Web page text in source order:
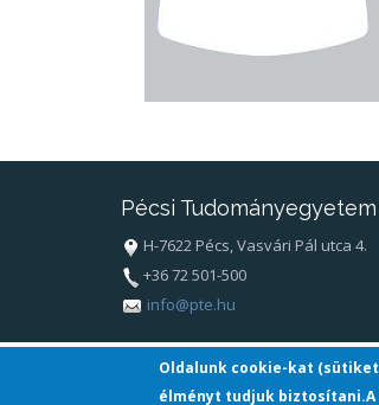
Pécsi Tudományegyetem
H-7622 Pécs, Vasvári Pál utca 4.
+36 72 501-500
info@pte.hu
Oldalunk cookie-kat
élményt tudjuk